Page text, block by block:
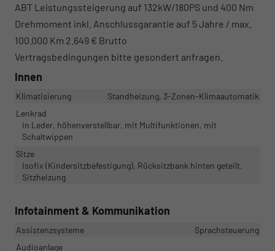
ABT Leistungssteigerung auf 132kW/180PS und 400 Nm
Drehmoment inkl. Anschlussgarantie auf 5 Jahre / max.
100.000 Km 2.649 € Brutto
Vertragsbedingungen bitte gesondert anfragen.
Innen
Klimatisierung
Standheizung, 3-Zonen-Klimaautomatik
Lenkrad
in Leder, höhenverstellbar, mit Multifunktionen, mit
Schaltwippen
Sitze
Isofix (Kindersitzbefestigung), Rücksitzbank hinten geteilt,
Sitzheizung
Infotainment & Kommunikation
Assistenzsysteme
Sprachsteuerung
Audioanlage